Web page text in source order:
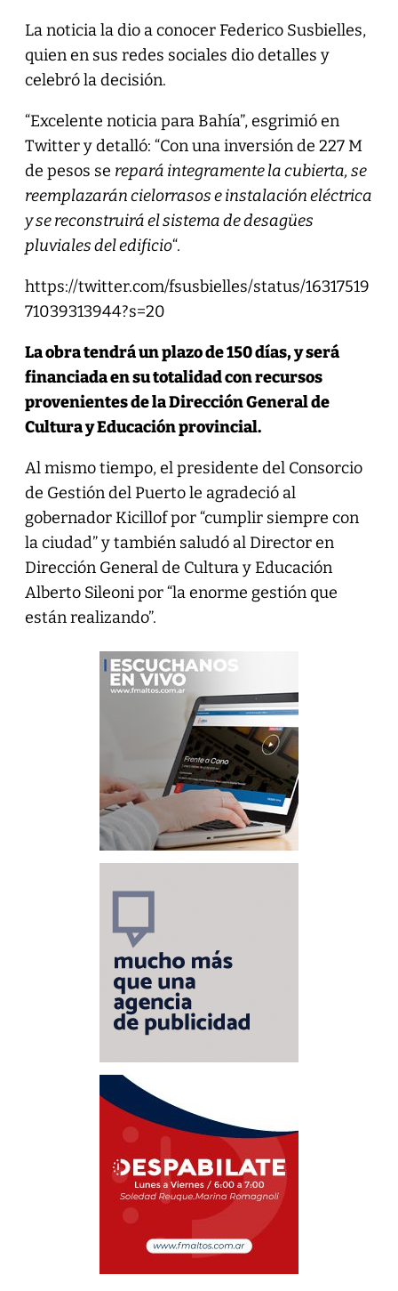
La noticia la dio a conocer Federico Susbielles,
quien en sus redes sociales dio detalles y
celebró la decisión.
“Excelente noticia para Bahía”, esgrimió en
Twitter y detalló: “Con una inversión de 227 M
de pesos se repará integramente la cubierta, se
reemplazarán cielorrasos e instalación eléctrica
y se reconstruirá el sistema de desagües
pluviales del edificio“.
https://twitter.com/fsusbielles/status/16317519
71039313944?s=20
La obra tendrá un plazo de 150 días, y será
financiada en su totalidad con recursos
provenientes de la Dirección General de
Cultura y Educación provincial.
Al mismo tiempo, el presidente del Consorcio
de Gestión del Puerto le agradeció al
gobernador Kicillof por “cumplir siempre con
la ciudad” y también saludó al Director en
Dirección General de Cultura y Educación
Alberto Sileoni por “la enorme gestión que
están realizando”.